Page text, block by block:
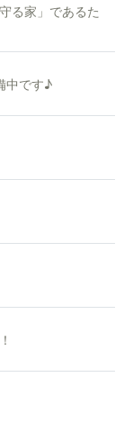
る家」であるた
中です♪